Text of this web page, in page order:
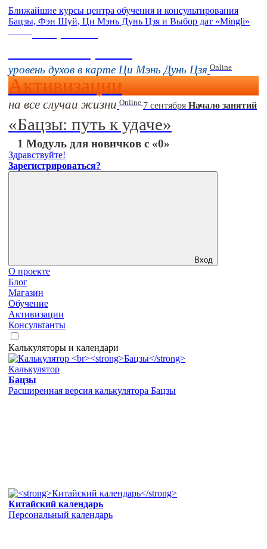
Ближайшие курсы центра обучения и консультирования
Бацзы, Фэн Шуй, Ци Мэнь Дунь Цзя и Выбор дат «Mingli»
уровень духов в карте Ци Мэнь Дунь Цзя Online
Активизации
на все случаи жизни Online 7 сентября Начало занятий
«Бацзы: путь к удаче»
1 Модуль для новичков с «0»
Здравствуйте!
Зарегистрироваться?
Вход
О проекте
Блог
Магазин
Обучение
Активизации
Консультанты
Калькуляторы и календари
Калькулятор
Бацзы
Расширенная версия калькулятора Бацзы
Китайский календарь
Персональный календарь